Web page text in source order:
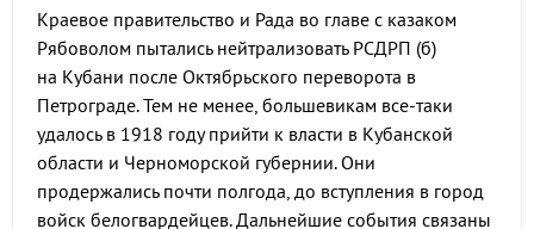
Краевое правительство и Рада во главе с казаком
Рябоволом пытались нейтрализовать РСДРП (б)
на Кубани после Октябрьского переворота в
Петрограде. Тем не менее, большевикам все-таки
удалось в 1918 году прийти к власти в Кубанской
области и Черноморской губернии. Они
продержались почти полгода, до вступления в город
войск белогвардейцев. Дальнейшие события связаны